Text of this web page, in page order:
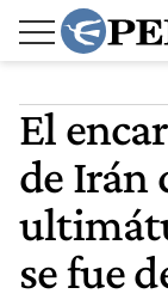
El
de Irán
se fue